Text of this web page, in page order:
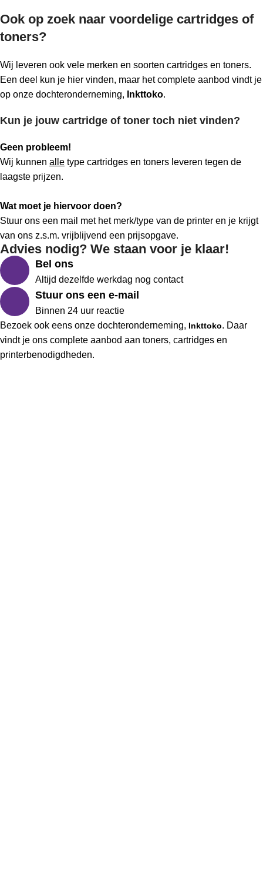
Ook op zoek naar voordelige cartridges of
toners?
Wij leveren ook vele merken en soorten cartridges en toners.
Een deel kun je hier vinden, maar het complete aanbod vindt je
op onze dochteronderneming, Inkttoko.
Kun je jouw cartridge of toner toch niet vinden?
Geen probleem!
Wij kunnen alle type cartridges en toners leveren tegen de
laagste prijzen.
Wat moet je hiervoor doen?
Stuur ons een mail met het merk/type van de printer en je krijgt
van ons z.s.m. vrijblijvend een prijsopgave.
Advies nodig? We staan voor je klaar!
Bel ons
Altijd dezelfde werkdag nog contact
Stuur ons een e-mail
Binnen 24 uur reactie
Bezoek ook eens onze dochteronderneming, Inkttoko. Daar
vindt je ons complete aanbod aan toners, cartridges en
printerbenodigdheden.